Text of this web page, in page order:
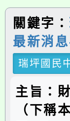
關鍵字：
最新消
瑞坪國民
主旨：
（下稱